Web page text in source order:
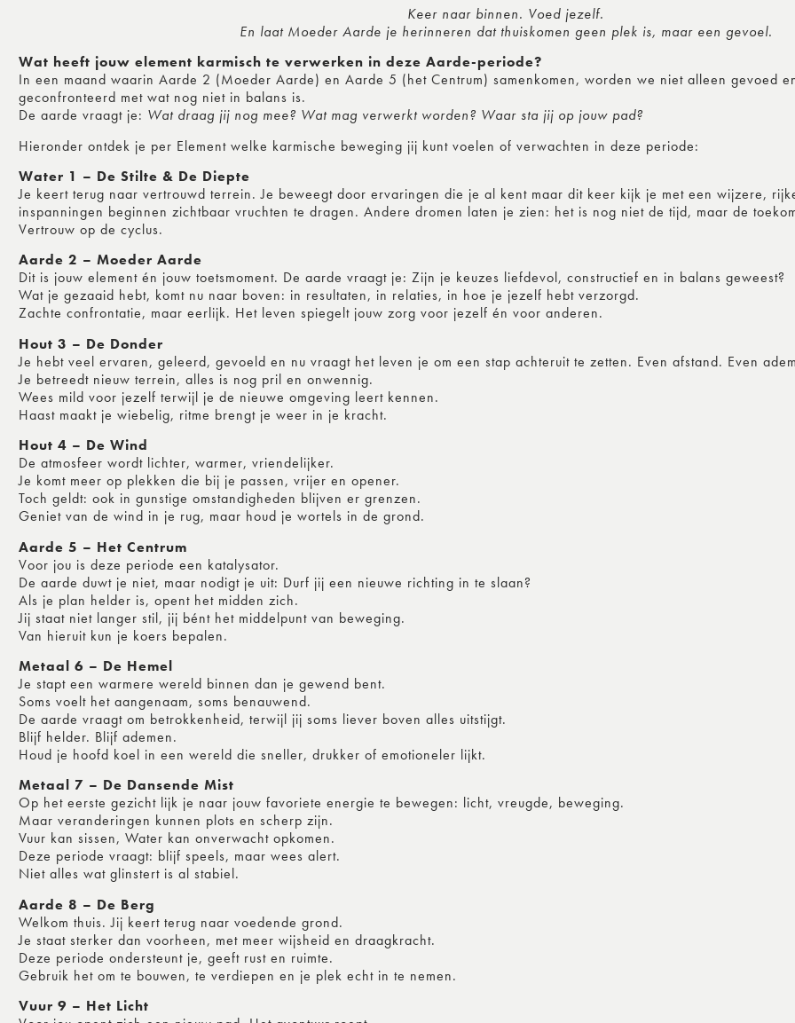
Keer naar binnen. Voed jezelf.
En laat Moeder Aarde je herinneren dat thuiskomen geen plek is, maar een gevoel.
Wat heeft jouw element karmisch te verwerken in deze Aarde-periode?
In een maand waarin Aarde 2 (Moeder Aarde) en Aarde 5 (het Centrum) samenkomen, worden we niet alleen gevoed
geconfronteerd met wat nog niet in balans is.
De aarde vraagt je: Wat draag jij nog mee? Wat mag verwerkt worden? Waar sta jij op jouw pad?
Hieronder ontdek je per Element welke karmische beweging jij kunt voelen of verwachten in deze periode:
Water 1 – De Stilte & De Diepte
Je keert terug naar vertrouwd terrein. Je beweegt door ervaringen die je al kent maar dit keer kijk je met een wijzere,
inspanningen beginnen zichtbaar vruchten te dragen. Andere dromen laten je zien: het is nog niet de tijd, maar de
Vertrouw op de cyclus.
Aarde 2 – Moeder Aarde
Dit is jouw element én jouw toetsmoment. De aarde vraagt je: Zijn je keuzes liefdevol, constructief en in balans geweest?
Wat je gezaaid hebt, komt nu naar boven: in resultaten, in relaties, in hoe je jezelf hebt verzorgd.
Zachte confrontatie, maar eerlijk. Het leven spiegelt jouw zorg voor jezelf én voor anderen.
Hout 3 – De Donder
Je hebt veel ervaren, geleerd, gevoeld en nu vraagt het leven je om een stap achteruit te zetten. Even afstand. Even
Je betreedt nieuw terrein, alles is nog pril en onwennig.
Wees mild voor jezelf terwijl je de nieuwe omgeving leert kennen.
Haast maakt je wiebelig, ritme brengt je weer in je kracht.
Hout 4 – De Wind
De atmosfeer wordt lichter, warmer, vriendelijker.
Je komt meer op plekken die bij je passen, vrijer en opener.
Toch geldt: ook in gunstige omstandigheden blijven er grenzen.
Geniet van de wind in je rug, maar houd je wortels in de grond.
Aarde 5 – Het Centrum
Voor jou is deze periode een katalysator.
De aarde duwt je niet, maar nodigt je uit: Durf jij een nieuwe richting in te slaan?
Als je plan helder is, opent het midden zich.
Jij staat niet langer stil, jij bént het middelpunt van beweging.
Van hieruit kun je koers bepalen.
Metaal 6 – De Hemel
Je stapt een warmere wereld binnen dan je gewend bent.
Soms voelt het aangenaam, soms benauwend.
De aarde vraagt om betrokkenheid, terwijl jij soms liever boven alles uitstijgt.
Blijf helder. Blijf ademen.
Houd je hoofd koel in een wereld die sneller, drukker of emotioneler lijkt.
Metaal 7 – De Dansende Mist
Op het eerste gezicht lijk je naar jouw favoriete energie te bewegen: licht, vreugde, beweging.
Maar veranderingen kunnen plots en scherp zijn.
Vuur kan sissen, Water kan onverwacht opkomen.
Deze periode vraagt: blijf speels, maar wees alert.
Niet alles wat glinstert is al stabiel.
Aarde 8 – De Berg
Welkom thuis. Jij keert terug naar voedende grond.
Je staat sterker dan voorheen, met meer wijsheid en draagkracht.
Deze periode ondersteunt je, geeft rust en ruimte.
Gebruik het om te bouwen, te verdiepen en je plek echt in te nemen.
Vuur 9 – Het Licht